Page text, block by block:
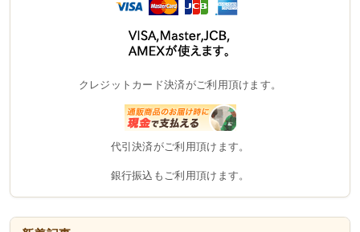
クレジットカード決済がご利用頂けます。
代引決済がご利用頂けます。
銀行振込もご利用頂けます。